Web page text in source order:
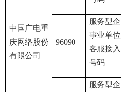
中国广电重
庆网络股份
有限公司
96090
服务型企
事业单位
客服接入
号码
服务型企